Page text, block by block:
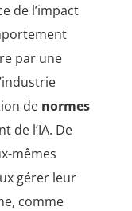
de l’impact
par une
de normes
de l’IA. De
mêmes
gérer leur
comme